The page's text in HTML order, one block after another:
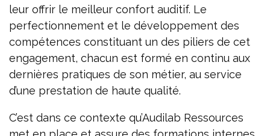
leur offrir le meilleur confort auditif. Le
perfectionnement et le développement des
compétences constituant un des piliers de cet
engagement, chacun est formé en continu aux
dernières pratiques de son métier, au service
d’une prestation de haute qualité.
C’est dans ce contexte qu’Audilab Ressources